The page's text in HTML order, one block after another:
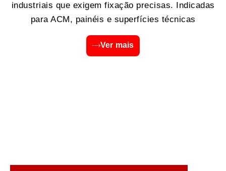
industriais que exigem fixação precisas. Indicadas
para ACM, painéis e superfícies técnicas
Ver mais